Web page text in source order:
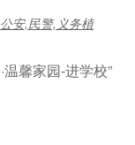
安,民警,义务植